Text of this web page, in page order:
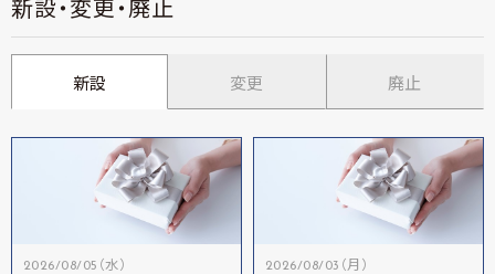
新設・変更・廃止
新設 変更 廃止
2026/08/05（水） 2026/08/03（月）